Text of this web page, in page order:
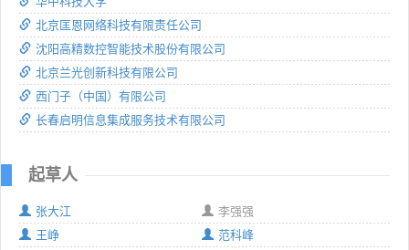
北京匡恩网络科技有限责任公司
沈阳高精数控智能技术股份有限公司
北京兰光创新科技有限公司
西门子（中国）有限公司
长春启明信息集成服务技术有限公司
起草人
张大江
李强强
王峥
范科峰